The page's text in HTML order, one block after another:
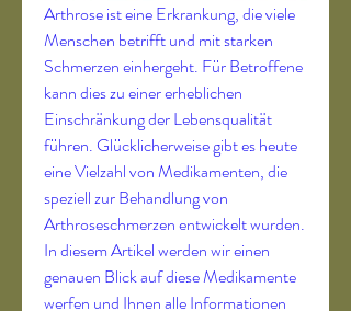
Arthrose ist eine Erkrankung, die viele
Menschen betrifft und mit starken
Schmerzen einhergeht. Für Betroffene
kann dies zu einer erheblichen
Einschränkung der Lebensqualität
führen. Glücklicherweise gibt es heute
eine Vielzahl von Medikamenten, die
speziell zur Behandlung von
Arthroseschmerzen entwickelt wurden.
In diesem Artikel werden wir einen
genauen Blick auf diese Medikamente
werfen und Ihnen alle Informationen